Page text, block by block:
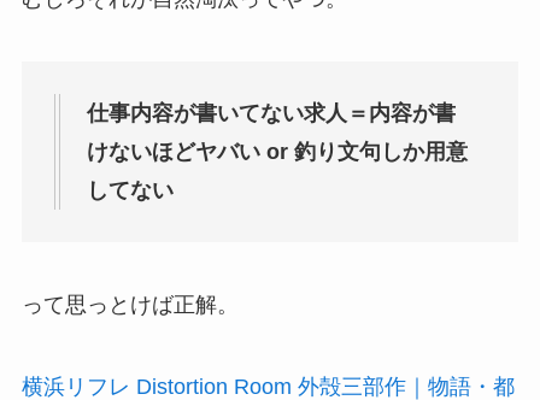
仕事内容が書いてない求人＝内容が書
けないほどヤバい or 釣り文句しか用意
してない
って思っとけば正解。
横浜リフレ Distortion Room 外殻三部作｜物語・都